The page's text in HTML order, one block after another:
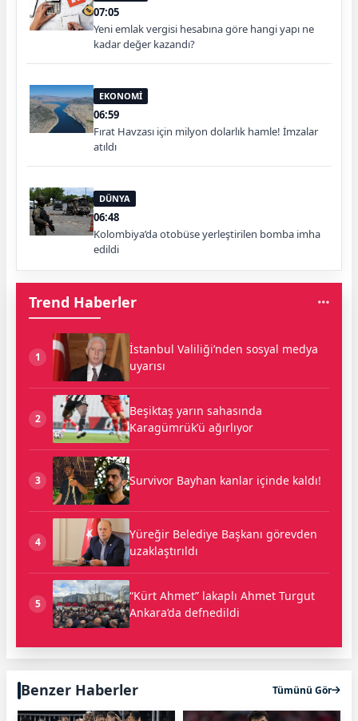
07:05
Yeni emlak vergisi hesabına göre hangi yapı ne
kadar değer kazandı?
EKONOMİ
06:59
Fırat Havzası için milyon dolarlık hamle! İmzalar
atıldı
DÜNYA
06:48
Kolombiya’da otobüse yerleştirilen bomba imha
edildi
Trend Haberler
1
İstanbul Valiliği’nden sosyal medya
uyarısı
2
Beşiktaş yarın sahasında
Karagümrük’ü ağırlıyor
3 Survivor Bayhan kanlar içinde kaldı!
4
Yüreğir Belediye Başkanı görevden
uzaklaştırıldı
5
“Kürt Ahmet” lakaplı Ahmet Turgut
Ankara’da defnedildi
Benzer Haberler Tümünü Gör